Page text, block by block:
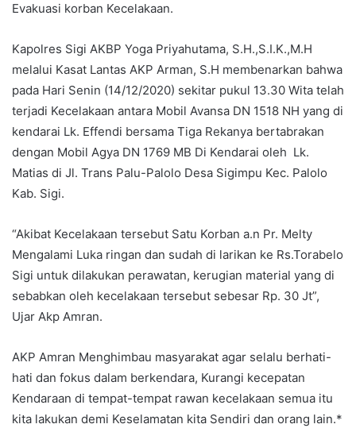
Evakuasi korban Kecelakaan.
Kapolres Sigi AKBP Yoga Priyahutama, S.H.,S.I.K.,M.H
melalui Kasat Lantas AKP Arman, S.H membenarkan bahwa
pada Hari Senin (14/12/2020) sekitar pukul 13.30 Wita telah
terjadi Kecelakaan antara Mobil Avansa DN 1518 NH yang di
kendarai Lk. Effendi bersama Tiga Rekanya bertabrakan
dengan Mobil Agya DN 1769 MB Di Kendarai oleh Lk.
Matias di Jl. Trans Palu-Palolo Desa Sigimpu Kec. Palolo
Kab. Sigi.
“Akibat Kecelakaan tersebut Satu Korban a.n Pr. Melty
Mengalami Luka ringan dan sudah di larikan ke Rs.Torabelo
Sigi untuk dilakukan perawatan, kerugian material yang di
sebabkan oleh kecelakaan tersebut sebesar Rp. 30 Jt”,
Ujar Akp Amran.
AKP Amran Menghimbau masyarakat agar selalu berhati-
hati dan fokus dalam berkendara, Kurangi kecepatan
Kendaraan di tempat-tempat rawan kecelakaan semua itu
kita lakukan demi Keselamatan kita Sendiri dan orang lain.*